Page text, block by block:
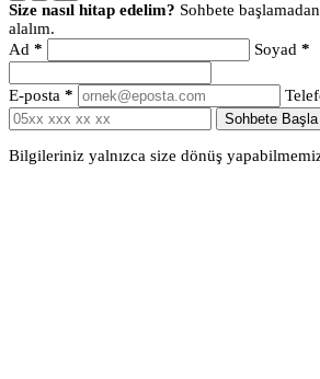
Size nasıl hitap edelim? Sohbete
alalım.
Ad * Soyad *
E-posta *
Sohbete Başla
Bilgileriniz yalnızca size dönüş